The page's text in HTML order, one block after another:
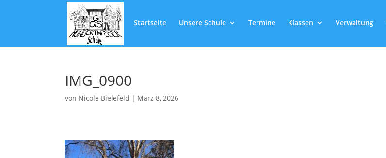
Startseite Unsere Schule Termine Klassen Verwaltung
IMG_0900
von Nicole Bielefeld | März 8, 2026